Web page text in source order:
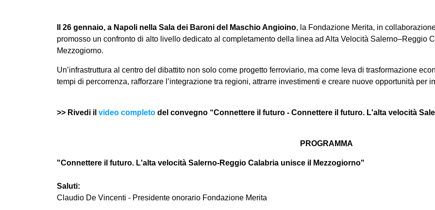
Il 26 gennaio, a Napoli nella Sala dei Baroni del Maschio Angioino, la Fondazione Merita, in
promosso un confronto di alto livello dedicato al completamento della linea ad Alta Velocità Salerno–Reggio
Mezzogiorno.
Un’infrastruttura al centro del dibattito non solo come progetto ferroviario, ma come leva di trasformazione
tempi di percorrenza, rafforzare l’integrazione tra regioni, attrarre investimenti e creare nuove opportunità per
>> Rivedi il video completo del convegno “Connettere il futuro - Connettere il futuro. L'alta velocità
PROGRAMMA
"Connettere il futuro. L'alta velocità Salerno-Reggio Calabria unisce il Mezzogiorno"
Saluti:
Claudio De Vincenti - Presidente onorario Fondazione Merita